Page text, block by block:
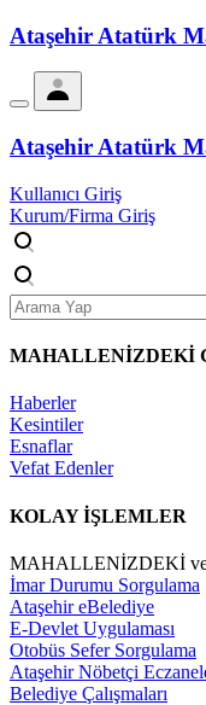
Ataşehir Atatürk
Ataşehir Atatürk
Kullanıcı Giriş
Kurum/Firma Giriş
MAHALLENİZDEKİ
Haberler
Kesintiler
Esnaflar
Vefat Edenler
KOLAY İŞLEMLER
MAHALLENİZDEKİ
İmar Durumu Sorgulama
Ataşehir eBelediye
E-Devlet Uygulaması
Otobüs Sefer Sorgulama
Ataşehir Nöbetçi
Belediye Çalışmaları